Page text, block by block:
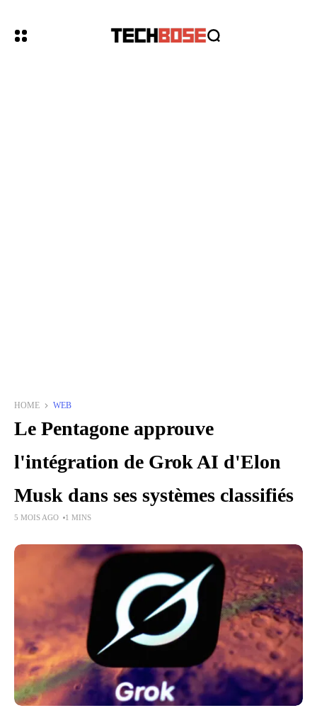
HOME WEB
Le Pentagone approuve
l'intégration de Grok AI d'Elon
Musk dans ses systèmes classifiés
5 MOIS AGO 1 MINS